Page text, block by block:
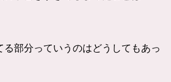
部分っていうのはどうしてもあっ